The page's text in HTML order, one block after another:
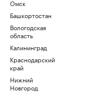
Омск
Башкортостан
Вологодская
область
Калининград
Краснодарский
край
Нижний
Новгород